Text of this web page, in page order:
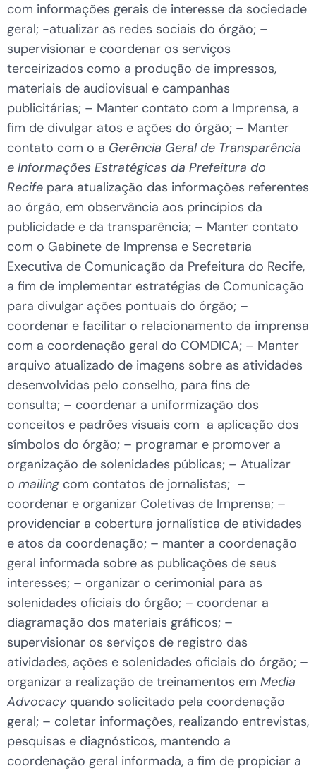
com informações gerais de interesse da sociedade
geral; -atualizar as redes sociais do órgão; –
supervisionar e coordenar os serviços
terceirizados como a produção de impressos,
materiais de audiovisual e campanhas
publicitárias; – Manter contato com a Imprensa, a
fim de divulgar atos e ações do órgão; – Manter
contato com o a Gerência Geral de Transparência
e Informações Estratégicas da Prefeitura do
Recife para atualização das informações referentes
ao órgão, em observância aos princípios da
publicidade e da transparência; – Manter contato
com o Gabinete de Imprensa e Secretaria
Executiva de Comunicação da Prefeitura do Recife,
a fim de implementar estratégias de Comunicação
para divulgar ações pontuais do órgão; –
coordenar e facilitar o relacionamento da imprensa
com a coordenação geral do COMDICA; – Manter
arquivo atualizado de imagens sobre as atividades
desenvolvidas pelo conselho, para fins de
consulta; – coordenar a uniformização dos
conceitos e padrões visuais com a aplicação dos
símbolos do órgão; – programar e promover a
organização de solenidades públicas; – Atualizar
o mailing com contatos de jornalistas; –
coordenar e organizar Coletivas de Imprensa; –
providenciar a cobertura jornalística de atividades
e atos da coordenação; – manter a coordenação
geral informada sobre as publicações de seus
interesses; – organizar o cerimonial para as
solenidades oficiais do órgão; – coordenar a
diagramação dos materiais gráficos; –
supervisionar os serviços de registro das
atividades, ações e solenidades oficiais do órgão; –
organizar a realização de treinamentos em Media
Advocacyquando solicitado pela coordenação
geral; – coletar informações, realizando entrevistas,
pesquisas e diagnósticos, mantendo a
coordenação geral informada, a fim de propiciar a